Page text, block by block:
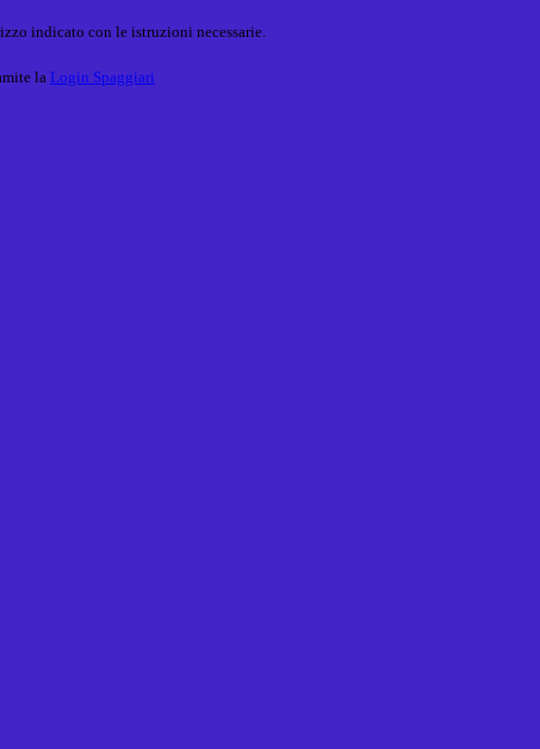
indicato con le istruzioni necessarie.
la Login Spaggiari